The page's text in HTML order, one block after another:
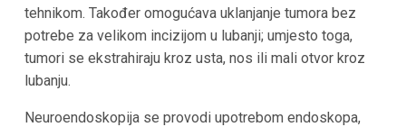
tehnikom. Također omogućava uklanjanje tumora bez
potrebe za velikom incizijom u lubanji; umjesto toga,
tumori se ekstrahiraju kroz usta, nos ili mali otvor kroz
lubanju.
Neuroendoskopija se provodi upotrebom endoskopa,